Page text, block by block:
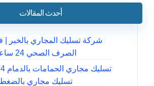
أحدث المقالات
شركة تسليك المجاري بالخبر |
الصرف الصحي 24 ساعة
تسليك مجاري بالضغط